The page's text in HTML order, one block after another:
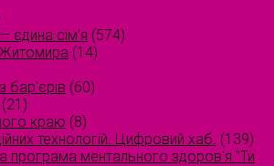
єдина сім’я (574)
Житомира (14)
бар'єрів (60)
(21)
краю (8)
технологій. Цифровий хаб. (139)
програма ментального здоров'я "Ти